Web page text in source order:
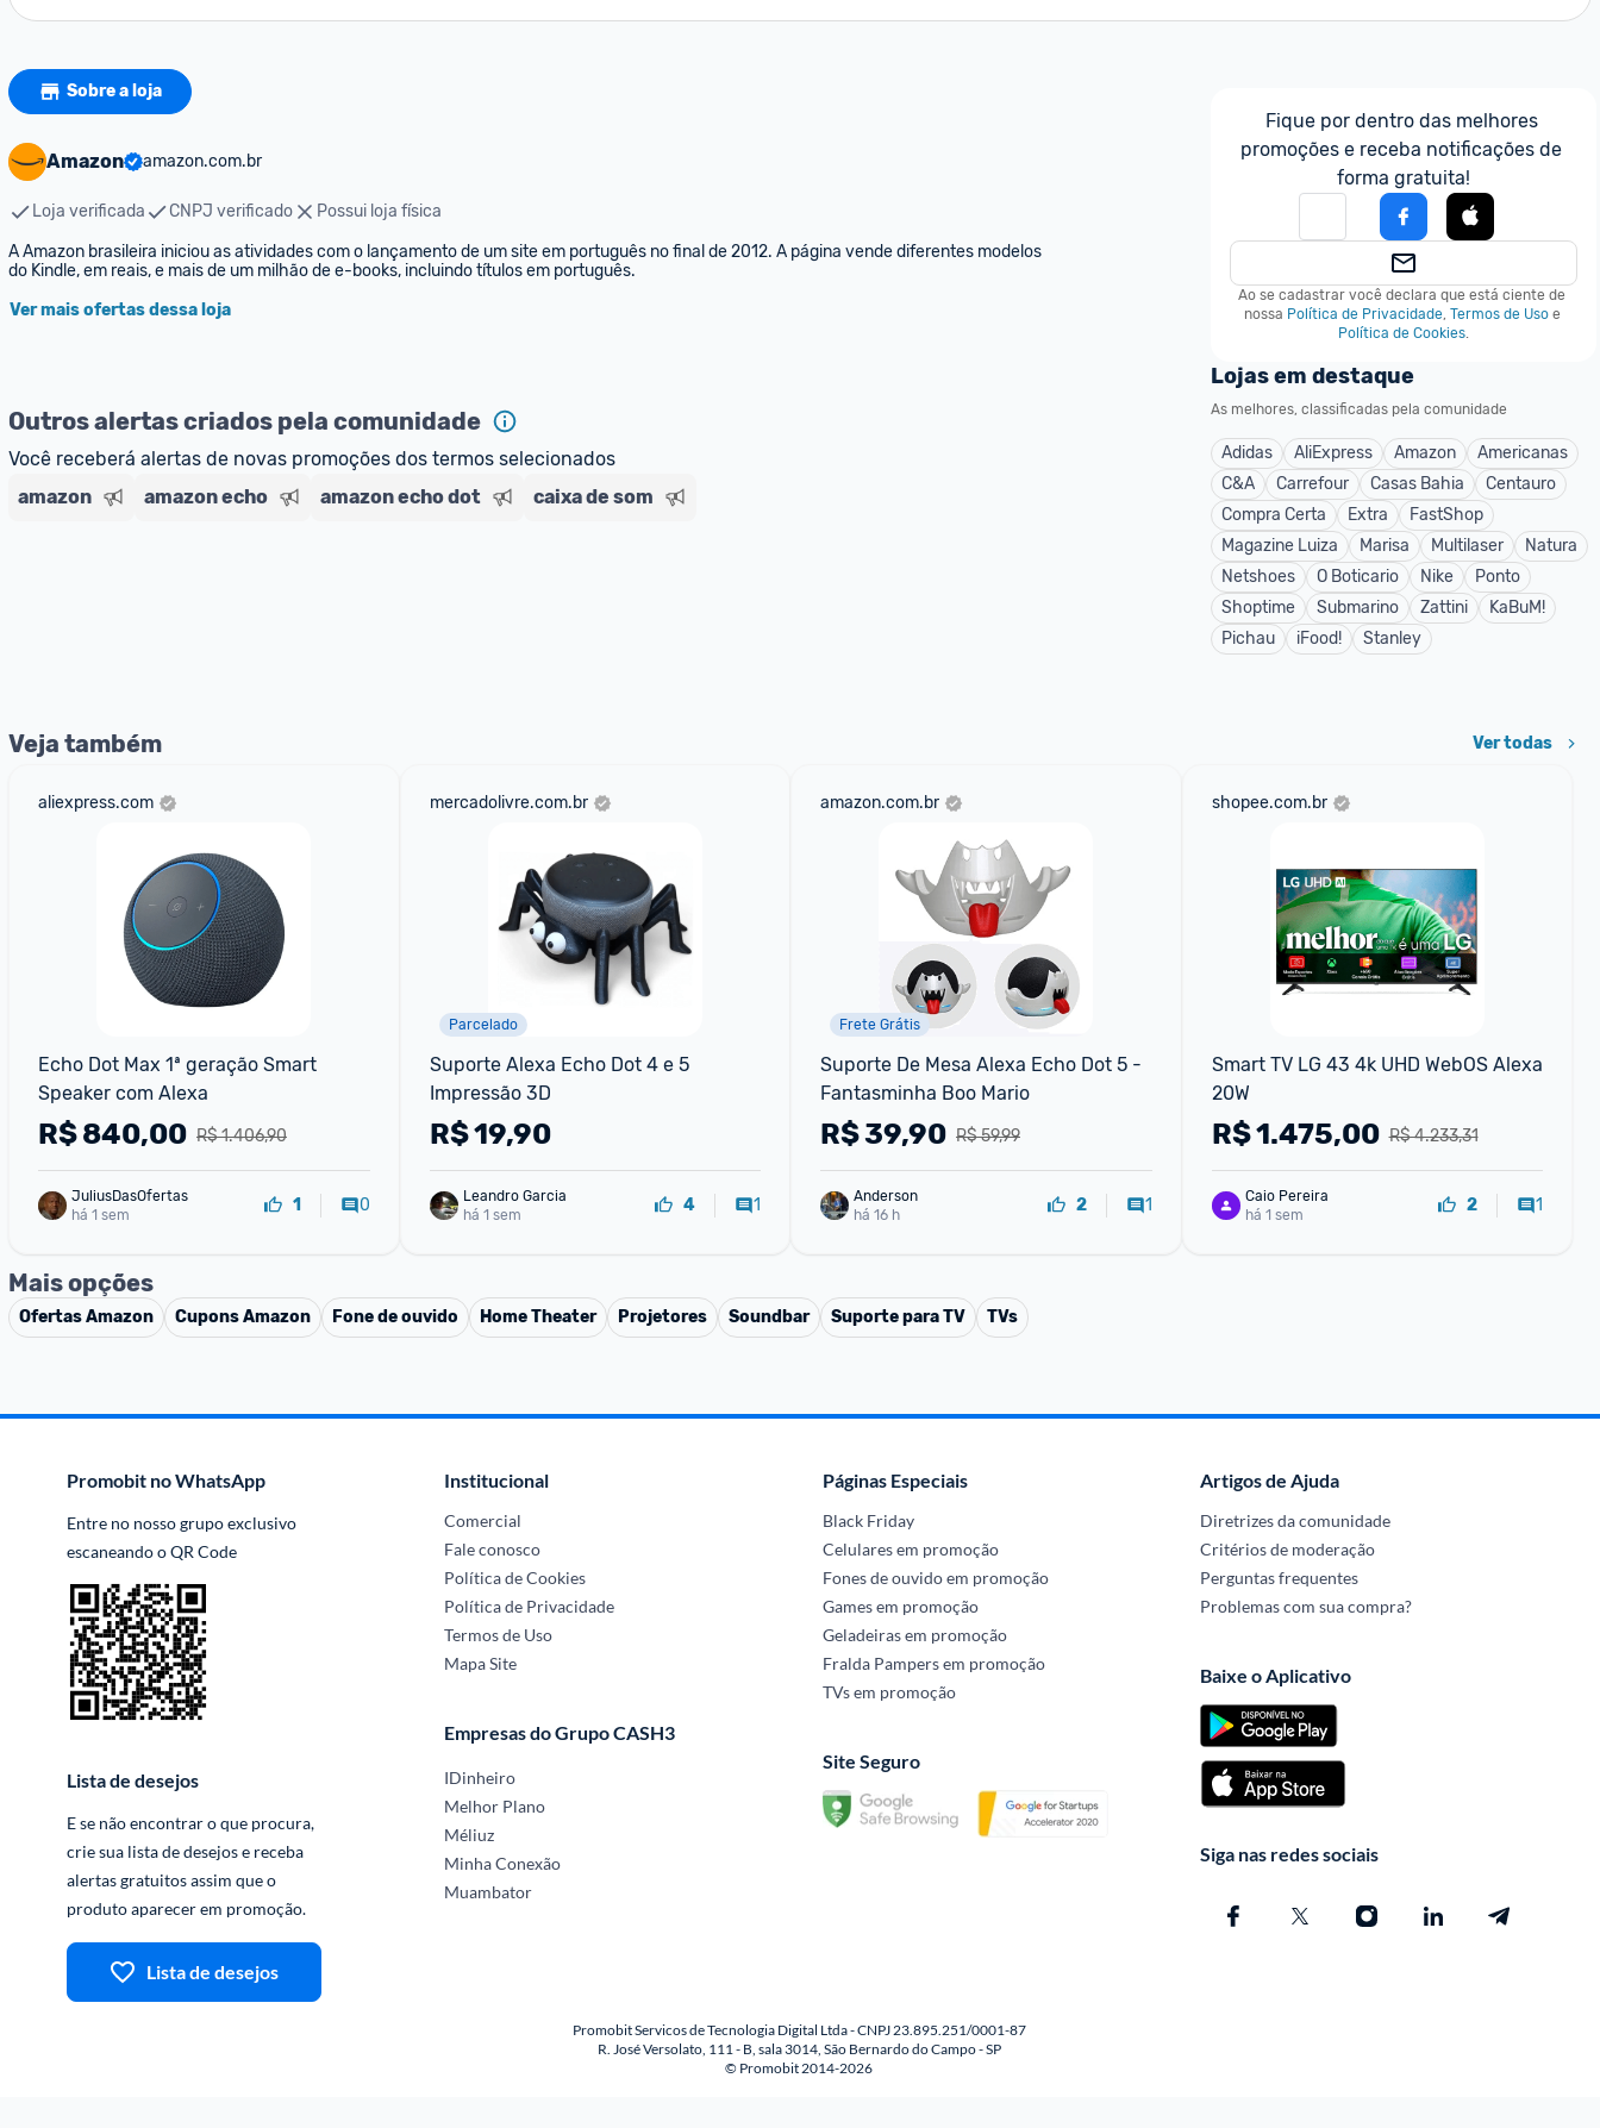
Sobre a loja
Amazon amazon.com.br
Loja verificada CNPJ verificado
Possui loja física
A Amazon brasileira iniciou as atividades com o lançamento de um site em português no final de 2012. A página vende diferentes modelos
do Kindle, em reais, e mais de um milhão de e-books, incluindo títulos em português.
Ver mais ofertas dessa loja
Outros alertas criados pela comunidade
Você receberá alertas de novas promoções dos termos selecionados
amazon
amazon echo amazon echo dot caixa de som
Fique por dentro das melhores
promoções e receba notificações de
forma gratuita!
Ao se cadastrar você declara que está ciente de
nossa Política de Privacidade, Termos de Uso e
Política de Cookies.
Lojas em destaque
As melhores, classificadas pela comunidade
Adidas AliExpress Amazon
Americanas
C&A
Carrefour Casas Bahia
Centauro
Compra Certa
Extra
FastShop
Magazine Luiza
Marisa Multilaser
Natura
Netshoes
O Boticario Nike
Ponto
Shoptime
Submarino Zattini
KaBuM!
Pichau
iFood! Stanley
Veja também Ver todas
aliexpress.com
Echo Dot Max 1ª geração Smart
Speaker com Alexa
R$ 1.406,90
R$840,00
JuliusDasOfertas
há 1 sem
1 0
mercadolivre.com.br
Parcelado
Suporte Alexa Echo Dot 4 e 5
Impressão 3D
R$19,90
Leandro Garcia
há 1 sem
4 1
amazon.com.br
Frete Grátis
Suporte De Mesa Alexa Echo Dot 5 -
Fantasminha Boo Mario
R$ 59,99
R$39,90
Anderson
há 16 h
2 1
shopee.com.br
Smart TV LG 43 4k UHD WebOS Alexa
20W
R$ 4.233,31
R$1.475,00
Caio Pereira
há 1 sem
2 1
Mais opções
OfertasAmazon CuponsAmazon Fone de ouvido Home Theater Projetores Soundbar Suporte para TV TVs
Promobit no WhatsApp
Entre no nosso grupo exclusivo
escaneando o QR Code
Lista de desejos
E se não encontrar o que procura,
crie sua lista de desejos e receba
alertas gratuitos assim que o
produto aparecer em promoção.
Lista de desejos
Institucional
Comercial
Fale conosco
Política de Cookies
Política de Privacidade
Termos de Uso
Mapa Site
Empresas do Grupo CASH3
IDinheiro
Melhor Plano
Méliuz
Minha Conexão
Muambator
Páginas Especiais
Black Friday
Celulares em promoção
Fones de ouvido em promoção
Games em promoção
Geladeiras em promoção
Fralda Pampers em promoção
TVs em promoção
Site Seguro
Artigos de Ajuda
Diretrizes da comunidade
Critérios de moderação
Perguntas frequentes
Problemas com sua compra?
Baixe o Aplicativo
Siga nas redes sociais
Promobit Servicos de Tecnologia Digital Ltda - CNPJ 23.895.251/0001-87
R. José Versolato, 111 - B, sala 3014, São Bernardo do Campo - SP
© Promobit 2014-2026